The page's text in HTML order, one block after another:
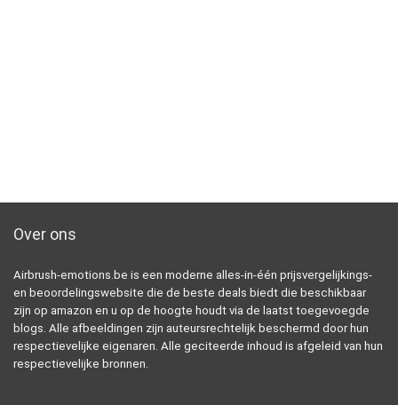
Over ons
Airbrush-emotions.be is een moderne alles-in-één prijsvergelijkings-
en beoordelingswebsite die de beste deals biedt die beschikbaar
zijn op amazon en u op de hoogte houdt via de laatst toegevoegde
blogs. Alle afbeeldingen zijn auteursrechtelijk beschermd door hun
respectievelijke eigenaren. Alle geciteerde inhoud is afgeleid van hun
respectievelijke bronnen.